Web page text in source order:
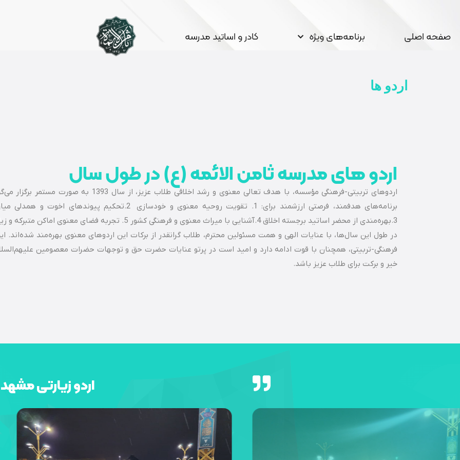
صفحه اصلی برنامه‌های ویژه کادر و اساتید مدرسه
اردو ها
اردو های مدرسه ثامن الائمه (ع) در طول سال
اردوهای تربیتی-فرهنگی مؤسسه، با هدف تعالی معنوی و رشد اخلاقی طلاب عزیز، از سال 1393 به
برنامه‌های هدفمند، فرصتی ارزشمند برای: 1. تقویت روحیه معنوی و خودسازی 2.تحکیم پیوندهای
3.بهره‌مندی از محضر اساتید برجسته اخلاق 4.آشنایی با میراث معنوی و فرهنگی کشور 5. تجربه فضای معنوی اماکن متبرکه و زیارتی
در طول این سال‌ها، با عنایات الهی و همت مسئولین محترم، طلاب گرانقدر از برکات این اردوهای معنوی بهره‌مند شده‌اند.
فرهنگی-تربیتی، همچنان با قوت ادامه دارد و امید است در پرتو عنایات حضرت حق و توجهات حضرات معصومین
خیر و برکت برای طلاب عزیز باشد.
اردو زیارتی